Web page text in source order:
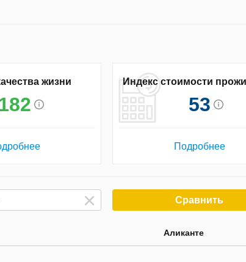
жизни
182
Индекс стоимости
53
Подробнее
Сравнить
Аликанте